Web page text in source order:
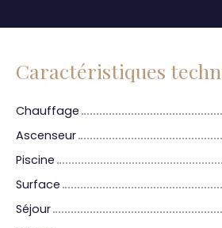
Caractéristiques
Chauffage
Ascenseur
Piscine
Surface
Séjour